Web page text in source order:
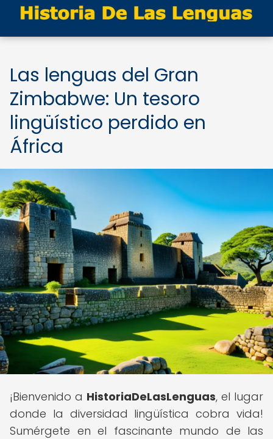
Las lenguas del Gran
Zimbabwe: Un tesoro
lingüístico perdido en
África
¡Bienvenido a HistoriaDeLasLenguas, el lugar
donde la diversidad lingüística cobra vida!
Sumérgete en el fascinante mundo de las